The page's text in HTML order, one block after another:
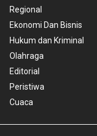
Regional
Ekonomi Dan Bisnis
Hukum dan Kriminal
Olahraga
Editorial
Peristiwa
Cuaca